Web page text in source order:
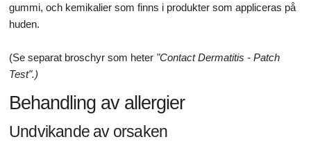
gummi, och kemikalier som finns i produkter som appliceras på
huden.
(Se separat broschyr som heter "Contact Dermatitis - Patch
Test".)
Behandling av allergier
Undvikande av orsaken